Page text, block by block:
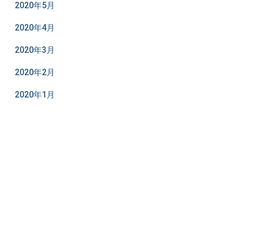
2020年5月
2020年4月
2020年3月
2020年2月
2020年1月